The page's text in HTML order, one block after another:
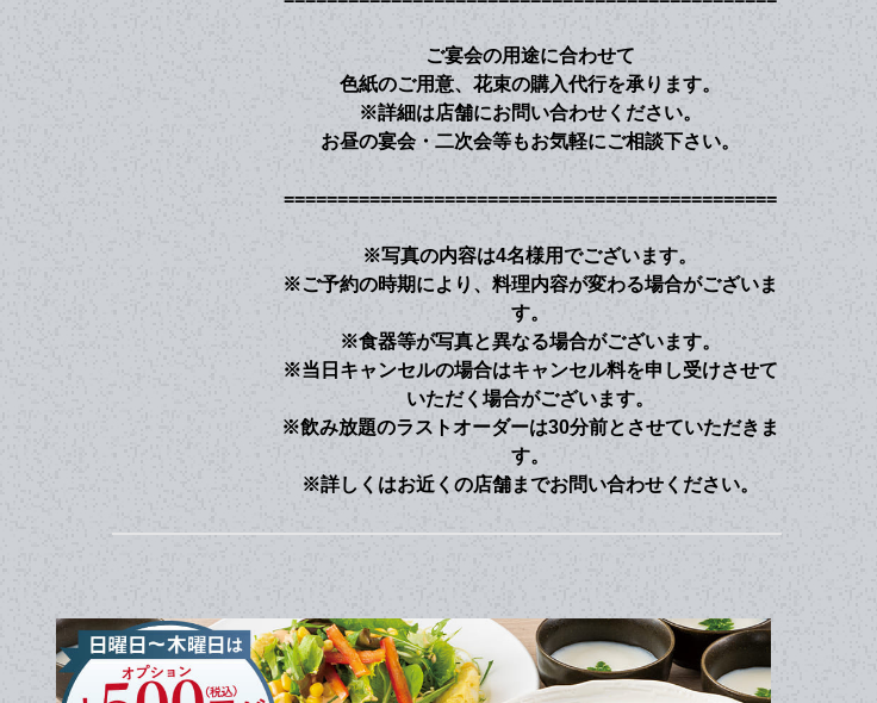
ご宴会の用途に合わせて
色紙のご用意、花束の購入代行を承ります。
※詳細は店舗にお問い合わせください。
お昼の宴会・二次会等もお気軽にご相談下さい。
==============================================
※写真の内容は4名様用でございます。
※ご予約の時期により、料理内容が変わる場合がございま
す。
※食器等が写真と異なる場合がございます。
※当日キャンセルの場合はキャンセル料を申し受けさせて
いただく場合がございます。
※飲み放題のラストオーダーは30分前とさせていただきま
す。
※詳しくはお近くの店舗までお問い合わせください。